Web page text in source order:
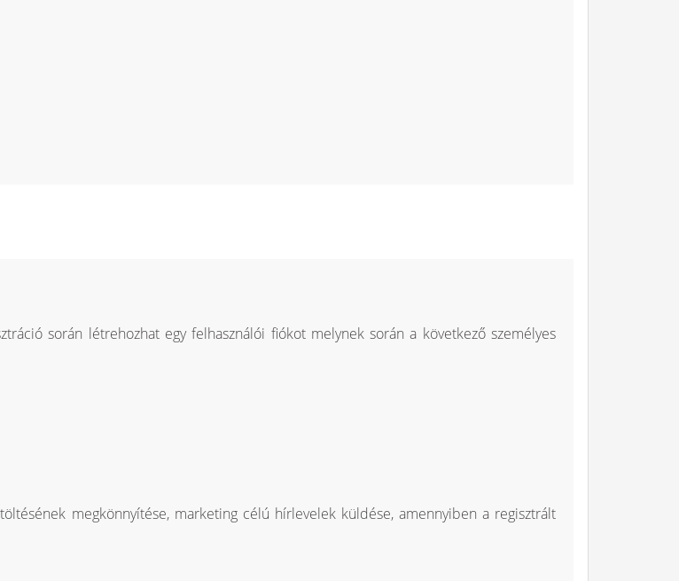
során létrehozhat egy felhasználói fiókot melynek során a következő személyes
megkönnyítése, marketing célú hírlevelek küldése, amennyiben a regisztrált